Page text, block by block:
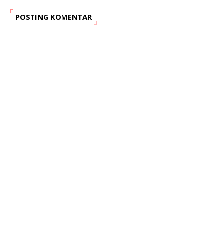
POSTING KOMENTAR